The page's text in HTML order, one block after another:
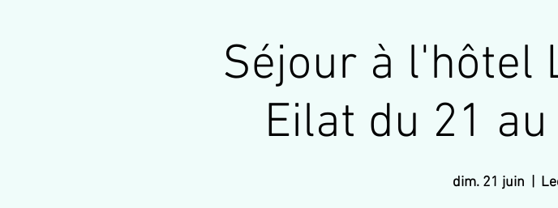
Séjour à l'hôtel
Eilat du 21
dim. 21 juin